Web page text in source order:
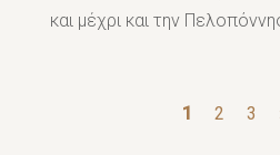
και μέχρι και την
1 2 3